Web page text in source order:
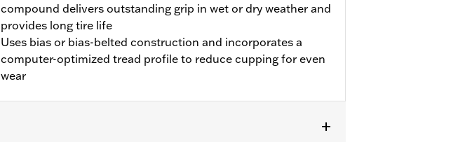
compound delivers outstanding grip in wet or dry weather and
provides long tire life
Uses bias or bias-belted construction and incorporates a
computer-optimized tread profile to reduce cupping for even
wear